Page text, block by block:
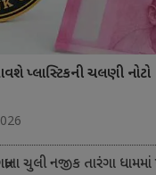
પ્લાસ્ટિકની ચલણી નોટો
ચુલી નજીક તારંગા